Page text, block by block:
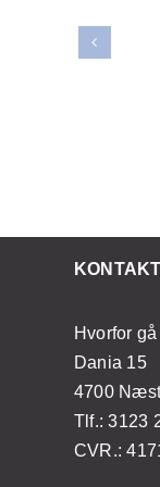
KONTAKT
Hvorfor
Dania 15
4700
Tlf.: 3123
CVR.: